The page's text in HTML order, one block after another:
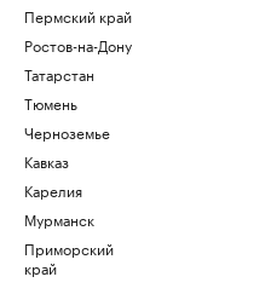
Пермский край
Ростов-на-Дону
Татарстан
Тюмень
Черноземье
Кавказ
Карелия
Мурманск
Приморский
край